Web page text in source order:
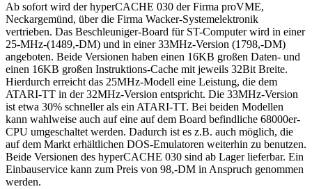
Ab sofort wird der hyperCACHE 030 der Firma proVME,
Neckargemünd, über die Firma Wacker-Systemelektronik
vertrieben. Das Beschleuniger-Board für ST-Computer wird in einer
25-MHz-(1489,-DM) und in einer 33MHz-Version (1798,-DM)
angeboten. Beide Versionen haben einen 16KB großen Daten- und
einen 16KB großen Instruktions-Cache mit jeweils 32Bit Breite.
Hierdurch erreicht das 25MHz-Modell eine Leistung, die dem
ATARI-TT in der 32MHz-Version entspricht. Die 33MHz-Version
ist etwa 30% schneller als ein ATARI-TT. Bei beiden Modellen
kann wahlweise auch auf eine auf dem Board befindliche 68000er-
CPU umgeschaltet werden. Dadurch ist es z.B. auch möglich, die
auf dem Markt erhältlichen DOS-Emulatoren weiterhin zu benutzen.
Beide Versionen des hyperCACHE 030 sind ab Lager lieferbar. Ein
Einbauservice kann zum Preis von 98,-DM in Anspruch genommen
werden.